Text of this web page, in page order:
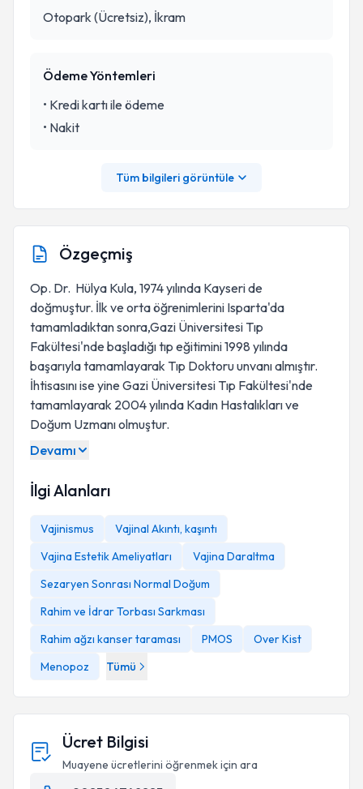
Otopark (Ücretsiz), İkram
Ödeme Yöntemleri
• Kredi kartı ile ödeme
• Nakit
Tüm bilgileri görüntüle
Özgeçmiş
Op. Dr. Hülya Kula, 1974 yılında Kayseri de
doğmuştur. İlk ve orta öğrenimlerini Isparta'da
tamamladıktan sonra,Gazi Üniversitesi Tıp
Fakültesi'nde başladığı tıp eğitimini 1998 yılında
başarıyla tamamlayarak Tıp Doktoru unvanı almıştır.
İhtisasını ise yine Gazi Üniversitesi Tıp Fakültesi'nde
tamamlayarak 2004 yılında Kadın Hastalıkları ve
Doğum Uzmanı olmuştur.
Devamı
İlgi Alanları
Vajinismus
Vajinal Akıntı, kaşıntı
Vajina Estetik Ameliyatları
Vajina Daraltma
Sezaryen Sonrası Normal Doğum
Rahim ve İdrar Torbası Sarkması
Rahim ağzı kanser taraması
PMOS
Over Kist
Menopoz
Tümü
Ücret Bilgisi
Muayene ücretlerini öğrenmek için ara